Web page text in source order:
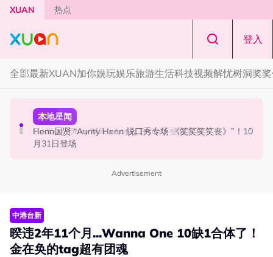
Skip to main content
XUAN 热点
登入
全部最新XUAN加你娱玩娱乐旅游生活科技视频解忧树洞奖
国际星闻
Tom Holland “Spiderman” 替身曝光！“替完蜘蛛人，马上
又去演忍者”
活动
Cadbury Dairy Milk x Lotus Biscoff 登陆大马！
本地星闻
Henn国贤 “Aunty Henn 脱口秀专场 《笑笑笑笑丧》”！10
月31日登场
Advertisement
中港台新
暌违2年11个月...Wanna One 10缺1合体了！
金在奂的tag超有团魂